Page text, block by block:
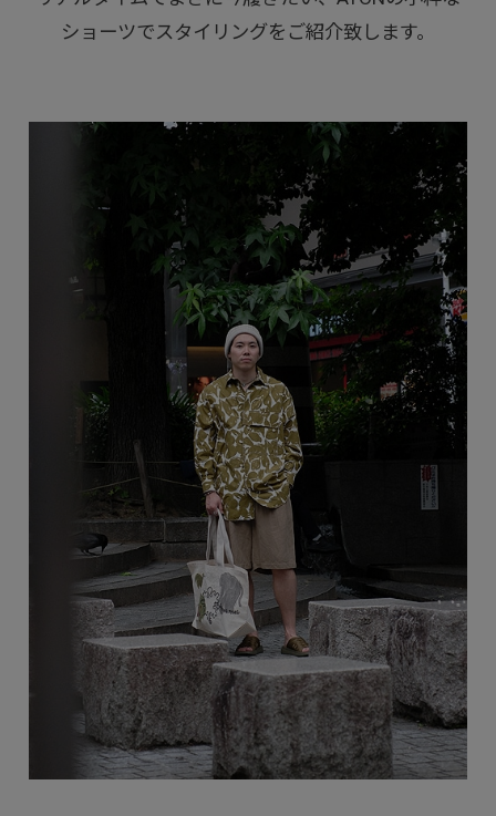
ショーツでスタイリングをご紹介致します。